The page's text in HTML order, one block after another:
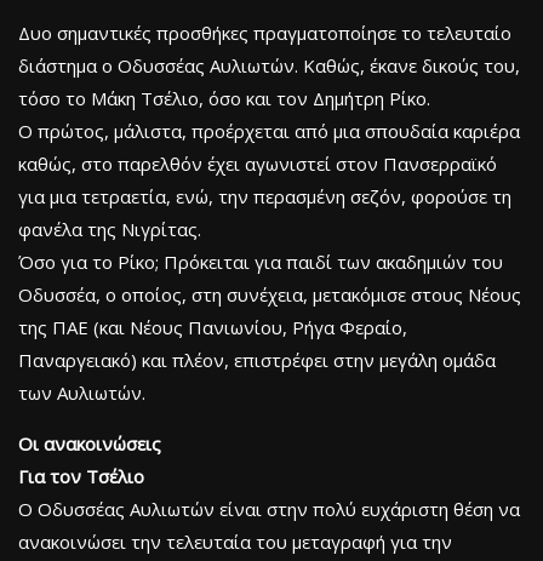
Δυο σημαντικές προσθήκες πραγματοποίησε το τελευταίο
διάστημα ο Οδυσσέας Αυλιωτών. Καθώς, έκανε δικούς του,
τόσο το Μάκη Τσέλιο, όσο και τον Δημήτρη Ρίκο.
Ο πρώτος, μάλιστα, προέρχεται από μια σπουδαία καριέρα
καθώς, στο παρελθόν έχει αγωνιστεί στον Πανσερραϊκό
για μια τετραετία, ενώ, την περασμένη σεζόν, φορούσε τη
φανέλα της Νιγρίτας.
Όσο για το Ρίκο; Πρόκειται για παιδί των ακαδημιών του
Οδυσσέα, ο οποίος, στη συνέχεια, μετακόμισε στους Νέους
της ΠΑΕ (και Νέους Πανιωνίου, Ρήγα Φεραίο,
Παναργειακό) και πλέον, επιστρέφει στην μεγάλη ομάδα
των Αυλιωτών.
Οι ανακοινώσεις
Για τον Τσέλιο
Ο Οδυσσέας Αυλιωτών είναι στην πολύ ευχάριστη θέση να
ανακοινώσει την τελευταία του μεταγραφή για την